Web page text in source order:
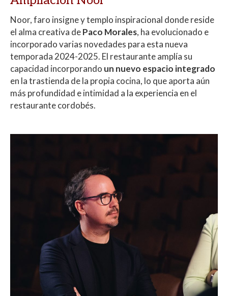
Noor, faro insigne y templo inspiracional donde reside
el alma creativa dePaco Morales, ha evolucionado e
incorporado varias novedades para esta nueva
temporada 2024-2025. El restaurante amplía su
capacidad incorporando un nuevo espacio integrado
en la trastienda de la propia cocina, lo que aporta aún
más profundidad e intimidad a la experiencia en el
restaurante cordobés.